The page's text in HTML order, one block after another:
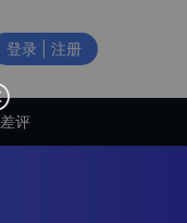
登录 | 注册
差评